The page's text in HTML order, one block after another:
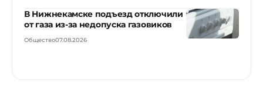
В Нижнекамске подъезд отключили
от газа из-за недопуска газовиков
Общество07.08.2026